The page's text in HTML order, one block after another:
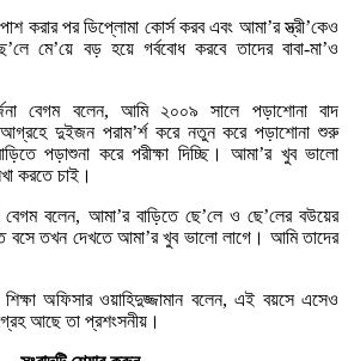
করার পর ডিপ্লোমা কোর্স করব এবং আমা’র স্ত্রী’কেও
মে’য়ে বড় হয়ে গর্ববোধ করবে তাদের বাবা-মা’ও
বেগম বলেন, আমি ২০০৯ সালে পড়াশোনা বাদ
আগ্রহে দুইজন পরাম’র্শ করে নতুন করে পড়াশোনা শুরু
পড়াশুনা করে পরীক্ষা দিচ্ছি। আমা’র খুব ভালো
করতে চাই।
বলেন, আমা’র বাড়িতে ছে’লে ও ছে’লের বউয়ের
বসে তখন দেখতে আমা’র খুব ভালো লাগে। আমি তাদের
অফিসার ওয়াহিদুজ্জামান বলেন, এই বয়সে এসেও
আছে তা প্রশংসনীয়।